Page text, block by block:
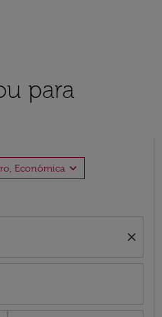
para
Econômica expand_more
close